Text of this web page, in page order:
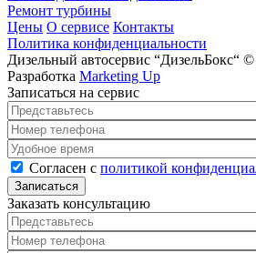
Ремонт турбины
Цены О сервисе Контакты
Политика конфиденциальности
Дизельный автосервис “ДизельБокс“
Разработка Marketing Up
Записаться на сервис
Представьтесь
Номер телефона
Удобное время
Согласен с политикой
Согласен с политикой
Заказать консультацию
Представьтесь
Номер телефона